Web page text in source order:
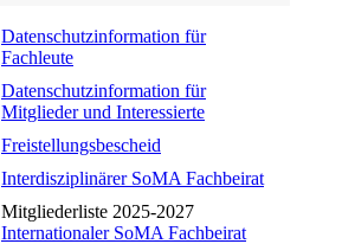
Datenschutzinformation für
Fachleute
Datenschutzinformation für
Mitglieder und Interessierte
Freistellungsbescheid
Interdisziplinärer SoMA Fachbeirat
Mitgliederliste 2025-2027
Internationaler SoMA Fachbeirat